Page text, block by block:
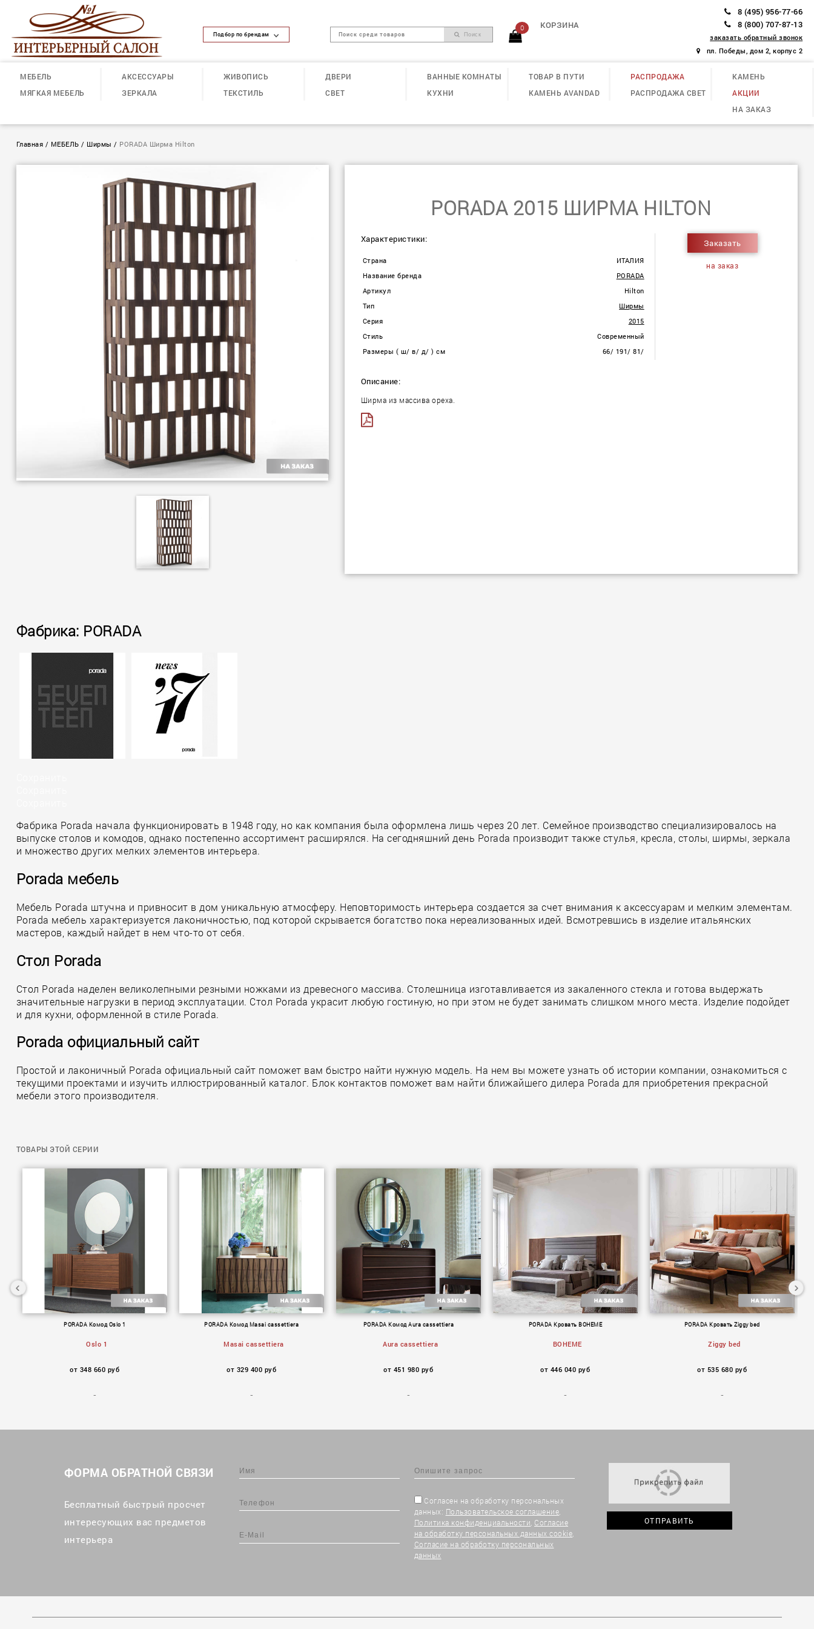
Подбор по брендам Поиск
0 КОРЗИНА
8 (495) 956-77-66
8 (800) 707-87-13
заказать обратный звонок
пл. Победы, дом 2, корпус 2
МЕБЕЛЬ
МЯГКАЯ МЕБЕЛЬ
АКСЕССУАРЫ
ЗЕРКАЛА
ЖИВОПИСЬ
ТЕКСТИЛЬ
ДВЕРИ
СВЕТ
ВАННЫЕ КОМНАТЫ
КУХНИ
ТОВАР В ПУТИ
КАМЕНЬ AVANDAD
РАСПРОДАЖА
РАСПРОДАЖА СВЕТ
КАМЕНЬ
АКЦИИ
НА ЗАКАЗ
Главная / МЕБЕЛЬ / Ширмы / PORADA Ширма Hilton
PORADA 2015 ШИРМА HILTON
Характеристики:
Страна
ИТАЛИЯ
Название бренда
PORADA
Артикул
Hilton
Тип
Ширмы
Серия
2015
Стиль
Современный
Размеры ( ш/ в/ д/ ) см
66/ 191/ 81/
Заказать
на заказ
Описание:
Ширма из массива ореха.
Фабрика: PORADA
Фабрика Porada начала функционировать в 1948 году, но как компания была оформлена лишь через 20 лет. Семейное производство специализировалось на
выпуске столов и комодов, однако постепенно ассортимент расширялся. На сегодняшний день Porada производит также стулья, кресла, столы, ширмы, зеркала
и множество других мелких элементов интерьера.
Porada мебель
Мебель Porada штучна и привносит в дом уникальную атмосферу. Неповторимость интерьера создается за счет внимания к аксессуарам и мелким элементам.
Porada мебель характеризуется лаконичностью, под которой скрывается богатство пока нереализованных идей. Всмотревшись в изделие итальянских
мастеров, каждый найдет в нем что-то от себя.
Стол Porada
Стол Porada наделен великолепными резными ножками из древесного массива. Столешница изготавливается из закаленного стекла и готова выдержать
значительные нагрузки в период эксплуатации. Стол Porada украсит любую гостиную, но при этом не будет занимать слишком много места. Изделие подойдет
и для кухни, оформленной в стиле Porada.
Porada официальный сайт
Простой и лаконичный Porada официальный сайт поможет вам быстро найти нужную модель. На нем вы можете узнать об истории компании, ознакомиться с
текущими проектами и изучить иллюстрированный каталог. Блок контактов поможет вам найти ближайшего дилера Porada для приобретения прекрасной
мебели этого производителя.
ТОВАРЫ ЭТОЙ СЕРИИ
PORADA Комод Oslo 1
Oslo 1
от 348 660 руб
PORADA Комод Masai cassettiera
Masai cassettiera
от 329 400 руб
PORADA Комод Aura cassettiera
Aura cassettiera
от 451 980 руб
PORADA Кровать BOHEME
BOHEME
от 446 040 руб
PORADA Кровать Ziggy bed
Ziggy bed
от 535 680 руб
ФОРМА ОБРАТНОЙ СВЯЗИ
Бесплатный быстрый просчет
интересующих вас предметов
интерьера
Согласен на обработку персональных
данных: Пользовательское соглашение
Политика конфиденциальности Согласие
на обработку персональных данных cookie
Согласие на обработку персональных
данных